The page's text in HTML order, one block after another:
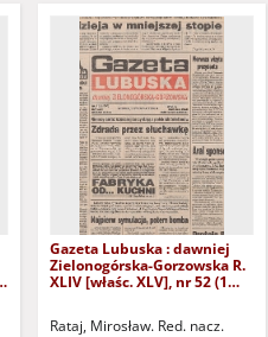
Gazeta Lubuska : dawniej
Zielonogórska-Gorzowska R.
XLIV [właśc. XLV], nr 52 (1
Rataj, Mirosław. Red. nacz.